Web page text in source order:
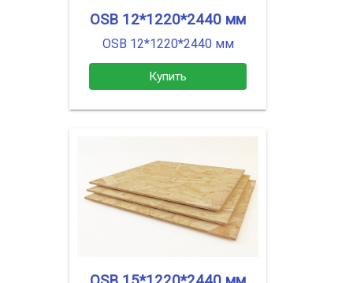
OSB 12*1220*2440 мм
OSB 12*1220*2440 мм
Купить